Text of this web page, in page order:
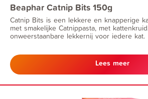
Beaphar Catnip Bits 150g
Catnip Bits is een lekkere en knapperige
met smakelijke Catnippasta, met
onweerstaanbare lekkernij voor iedere kat.
Lees meer